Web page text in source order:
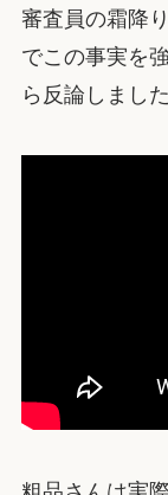
審査員の霜降
でこの事実を
ら反論しました